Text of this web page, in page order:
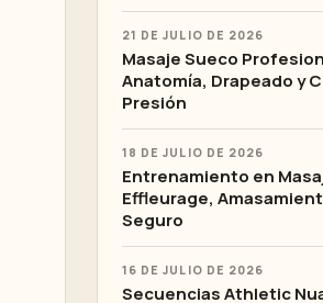
21 DE JULIO DE 2026
Masaje Sueco
Anatomía, Drapeado y
Presión
18 DE JULIO DE 2026
Entrenamiento en
Effleurage,
Seguro
16 DE JULIO DE 2026
Secuencias Athletic